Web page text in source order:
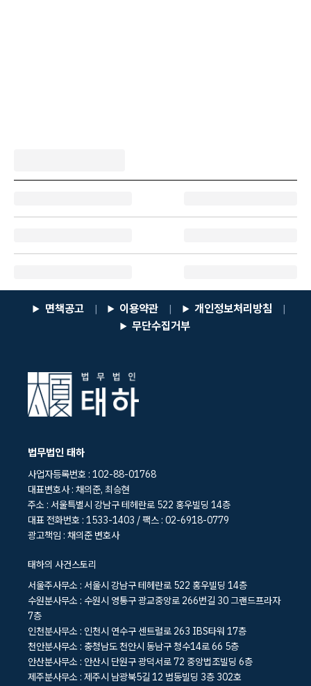
면책공고 | 이용약관 | 개인정보처리방침 |
무단수집거부
법무법인 태하
사업자등록번호 : 102-88-01768
대표변호사 : 채의준, 최승현
주소 : 서울특별시 강남구 테헤란로 522 홍우빌딩 14층
대표 전화번호 : 1533-1403 / 팩스 : 02-6918-0779
광고책임 : 채의준 변호사
태하의 사건스토리
서울주사무소 : 서울시 강남구 테헤란로 522 홍우빌딩 14층
수원분사무소 : 수원시 영통구 광교중앙로 266번길 30 그랜드프라자
7층
인천분사무소 : 인천시 연수구 센트럴로 263 IBS타워 17층
천안분사무소 : 충청남도 천안시 동남구 청수14로 66 5층
안산분사무소 : 안산시 단원구 광덕서로 72 중앙법조빌딩 6층
제주분사무소 : 제주시 남광북5길 12 범동빌딩 3층 302호